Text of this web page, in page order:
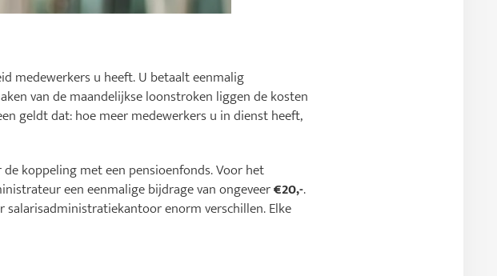
medewerkers u heeft. U betaalt eenmalig
van de maandelijkse loonstroken liggen de kosten
geldt dat: hoe meer medewerkers u in dienst heeft,
koppeling met een pensioenfonds. Voor het
een eenmalige bijdrage van ongeveer€20,-.
enorm verschillen. Elke